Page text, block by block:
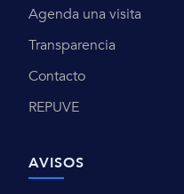
Agenda una visita
Transparencia
Contacto
REPUVE
AVISOS